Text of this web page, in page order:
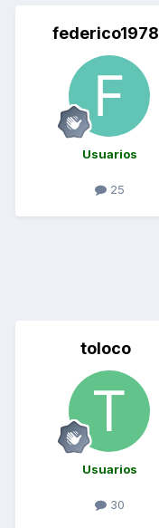
federico1978
Usuarios
25
toloco
Usuarios
30